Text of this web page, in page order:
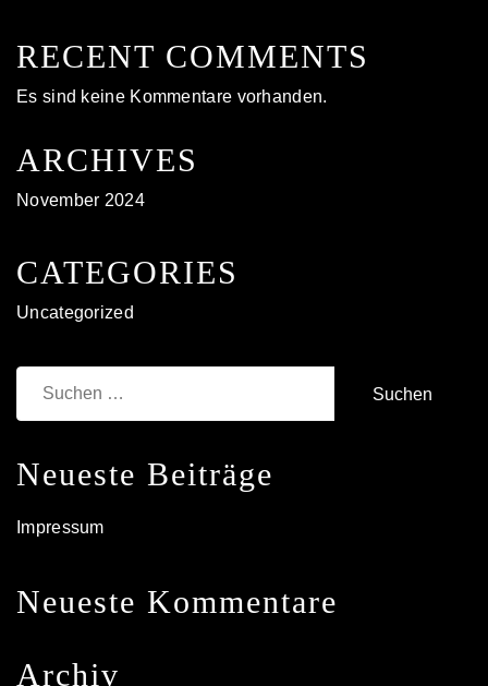
RECENT COMMENTS
Es sind keine Kommentare vorhanden.
ARCHIVES
November 2024
CATEGORIES
Uncategorized
nach:
Neueste Beiträge
Impressum
Neueste Kommentare
Archiv